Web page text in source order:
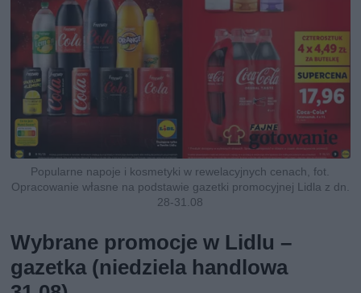
Popularne napoje i kosmetyki w rewelacyjnych cenach, fot.
Opracowanie własne na podstawie gazetki promocyjnej Lidla z dn.
28-31.08
Wybrane promocje w Lidlu –
gazetka (niedziela handlowa